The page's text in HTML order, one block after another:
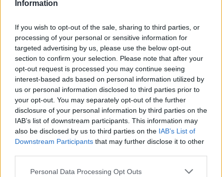
Information
If you wish to opt-out of the sale, sharing to third parties, or
processing of your personal or sensitive information for
targeted advertising by us, please use the below opt-out
section to confirm your selection. Please note that after your
opt-out request is processed you may continue seeing
interest-based ads based on personal information utilized by
us or personal information disclosed to third parties prior to
your opt-out. You may separately opt-out of the further
disclosure of your personal information by third parties on the
IAB’s list of downstream participants. This information may
also be disclosed by us to third parties on the IAB’s List of
Downstream Participants that may further disclose it to other
Personal Data Processing Opt Outs
Χρηματιστήριο Αθηνών:
Εβδομαδιαία άνοδος 1,76%,
κέρδη 23,31% από τις αρχές
του έτους
ΣΚΑΪ: Ολοκληρώθηκε η θητεία
του Γρηγόρη Δημητριάδη - Ο
Γιάννης Αλαφούζος επιστρέφει
στη θέση του CEO
Media: Με ενίσχυση 8 εκατ. ευρώ σε 451 επιχειρήσεις ξεκίνησε το
πρόγραμμα στήριξης- Κάλυψη εισφορών ΕΔΟΕΑΠ